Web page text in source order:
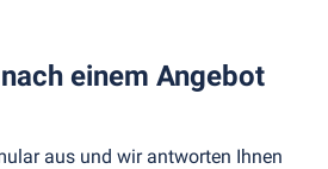
einem Angebot
aus und wir antworten Ihnen